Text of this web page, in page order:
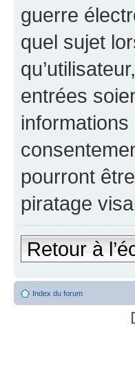
guerre
quel sujet
entrées
pourront
piratage
Retour à
Index du forum